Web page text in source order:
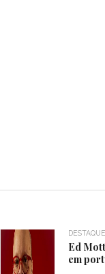
DESTAQUE
Ed
em